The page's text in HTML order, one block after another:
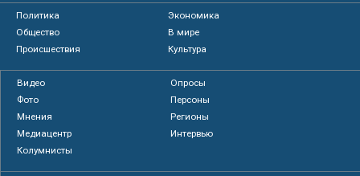
Политика
Экономика
Общество
В мире
Происшествия
Культура
Видео
Опросы
Фото
Персоны
Мнения
Регионы
Медиацентр
Интервью
Колумнисты